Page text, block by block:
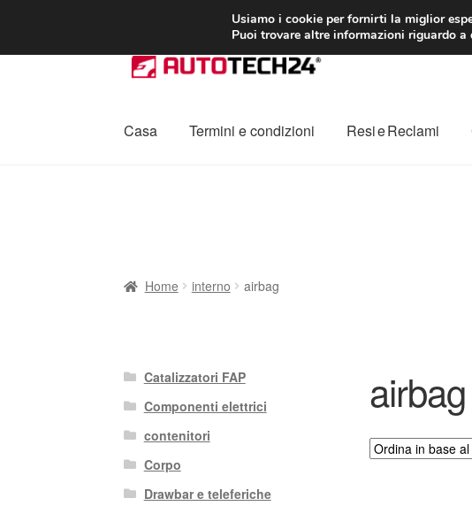
CONSEGNA da 7 EUR
Vai
alla
Vai
al
Casa Termini e condizioni Resi e Reclami
Home interno airbag
airbag
Catalizzatori FAP
Componenti elettrici
contenitori
Corpo
Drawbar e teleferiche
Usiamo i cookie per fornirti la miglior
Puoi trovare altre informazioni riguardo